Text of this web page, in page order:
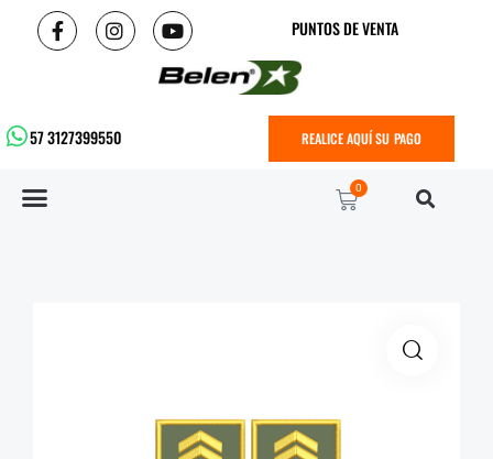
PUNTOS DE VENTA
57 3127399550 REALICE AQUÍ SU PAGO
0